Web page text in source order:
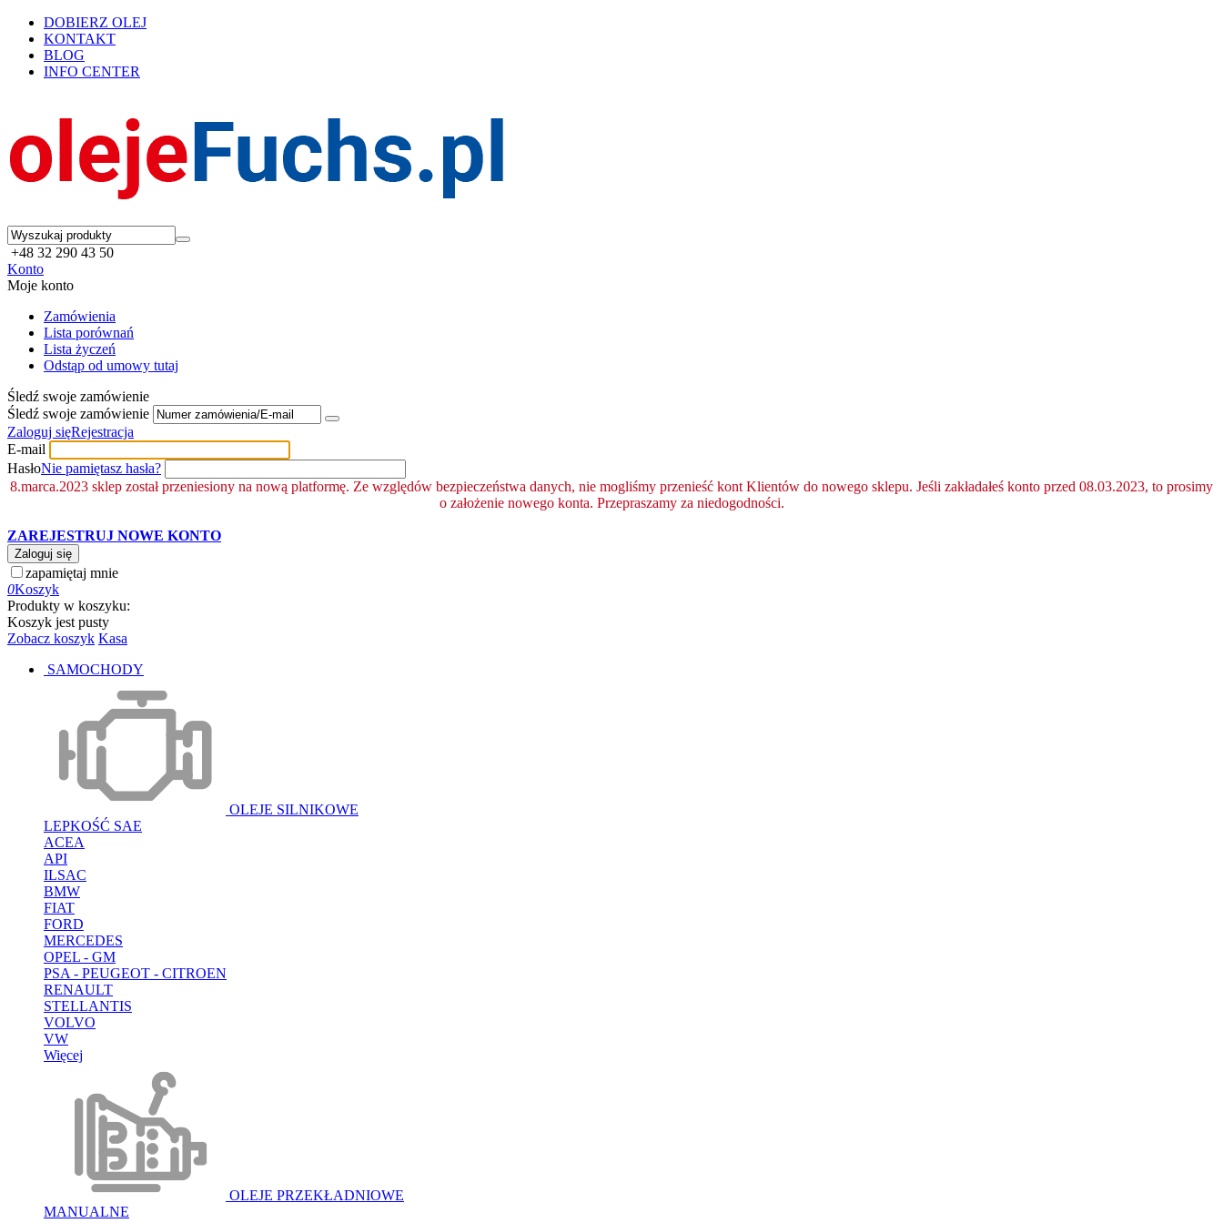
DOBIERZ OLEJ
KONTAKT
BLOG
INFO CENTER
+48 32 290 43 50
Konto
Moje konto
Zamówienia
Lista porównań
Lista życzeń
Odstąp od umowy tutaj
Śledź swoje zamówienie
Śledź swoje zamówienie
Zaloguj sięRejestracja
E-mail
HasłoNie pamiętasz hasła?
8.marca.2023 sklep został przeniesiony na nową platformę. Ze względów bezpieczeństwa danych, nie mogliśmy przenieść kont Klientów do nowego sklepu. Jeśli zakładałeś konto przed 08.03.2023, to prosimy
o założenie nowego konta. Przepraszamy za niedogodności.
ZAREJESTRUJ NOWE KONTO
Zaloguj się
zapamiętaj mnie
0Koszyk
Produkty w koszyku:
Koszyk jest pusty
Zobacz koszyk Kasa
SAMOCHODY
OLEJE SILNIKOWE
LEPKOŚĆ SAE
ACEA
API
ILSAC
BMW
FIAT
FORD
MERCEDES
OPEL - GM
PSA - PEUGEOT - CITROEN
RENAULT
STELLANTIS
VOLVO
VW
Więcej
OLEJE PRZEKŁADNIOWE
MANUALNE